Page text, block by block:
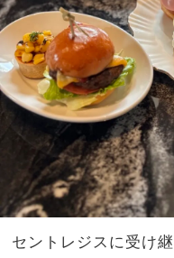
セントレジスに受け